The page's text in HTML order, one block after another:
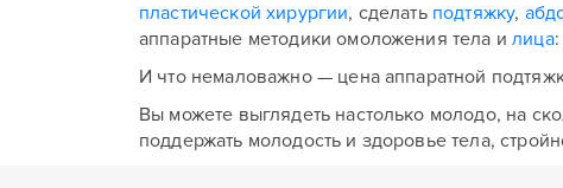
пластической хирургии, сделать подтяжку,
аппаратные методики омоложения тела илица
И что немаловажно — цена аппаратной
Вы можете выглядеть настолько молодо, на
поддержать молодость и здоровье тела,